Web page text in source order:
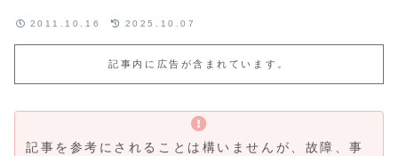
2011.10.16 2025.10.07
記事内に広告が含まれています。
記事を参考にされることは構いませんが、故障、事